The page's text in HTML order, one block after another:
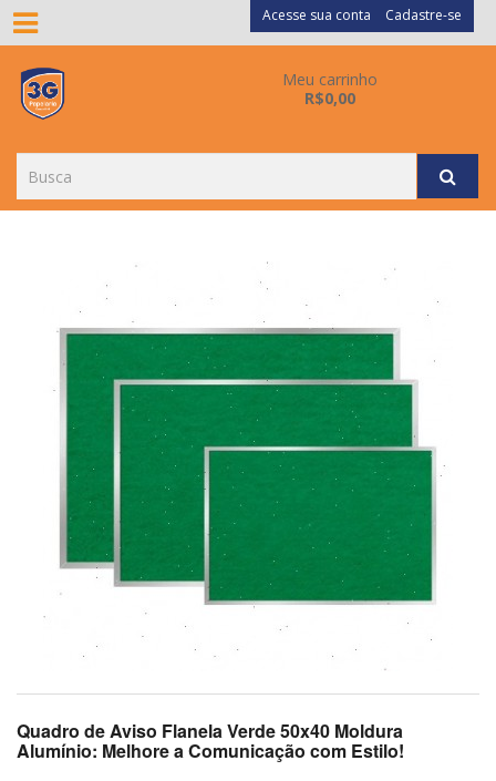
Acesse sua conta Cadastre-se
Meu carrinho
R$0,00
Quadro de Aviso Flanela Verde 50x40 Moldura
Alumínio: Melhore a Comunicação com Estilo!